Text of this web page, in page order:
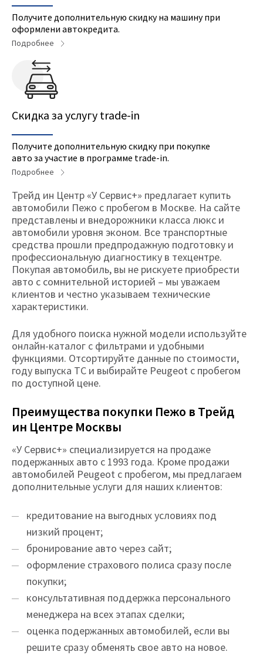
Получите дополнительную скидку на машину при
оформлени автокредита.
Подробнее
Cкидка за услугу trade-in
Получите дополнительную скидку при покупке
авто за участие в программе trade-in.
Подробнее
Трейд ин Центр «У Сервис+» предлагает купить
автомобили Пежо с пробегом в Москве. На сайте
представлены и внедорожники класса люкс и
автомобили уровня эконом. Все транспортные
средства прошли предпродажную подготовку и
профессиональную диагностику в техцентре.
Покупая автомобиль, вы не рискуете приобрести
авто с сомнительной историей – мы уважаем
клиентов и честно указываем технические
характеристики.
Для удобного поиска нужной модели используйте
онлайн-каталог с фильтрами и удобными
функциями. Отсортируйте данные по стоимости,
году выпуска ТС и выбирайте Peugeot с пробегом
по доступной цене.
Преимущества покупки Пежо в Трейд
ин Центре Москвы
«У Сервис+» специализируется на продаже
подержанных авто с 1993 года. Кроме продажи
автомобилей Peugeot с пробегом, мы предлагаем
дополнительные услуги для наших клиентов:
кредитование на выгодных условиях под
низкий процент;
бронирование авто через сайт;
оформление страхового полиса сразу после
покупки;
консультативная поддержка персонального
менеджера на всех этапах сделки;
оценка подержанных автомобилей, если вы
решите сразу обменять свое авто на новое.